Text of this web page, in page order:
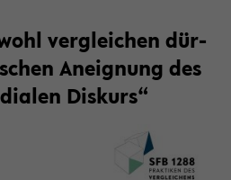
ver­glei­chen dür­
An­eig­nung des
Dis­kurs“